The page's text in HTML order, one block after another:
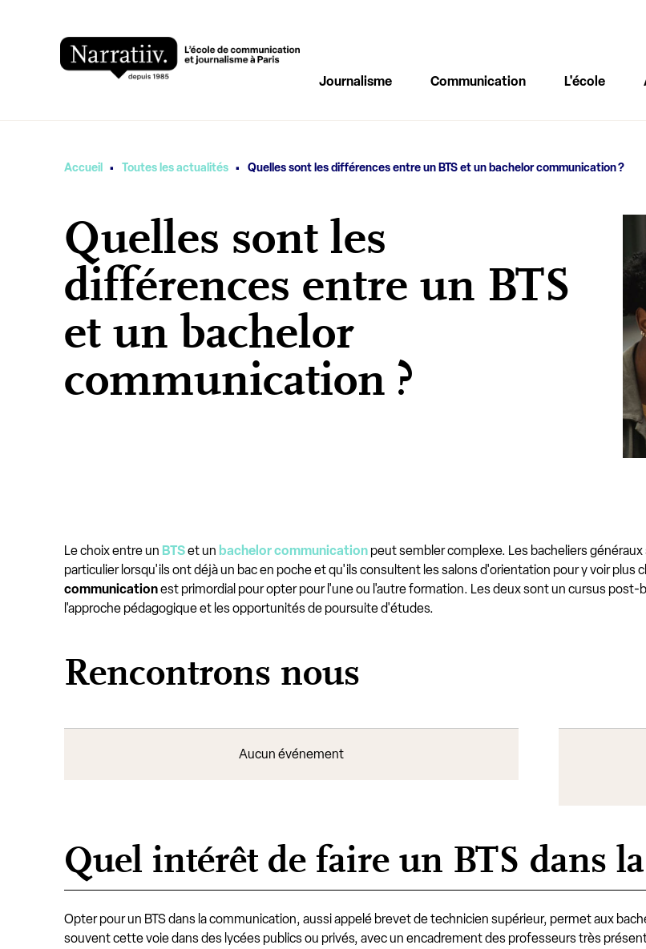
Vous êtes ici
Accueil · Toutes les actualités · Quelles sont les différences entre un BTS et un bachelor communication ?
Quelles sont les
différences entre un BTS
et un bachelor
communication ?
Le choix entre un BTSet un bachelor communication peut sembler complexe. Les bacheliers
particulier lorsqu'ils ont déjà un bac en poche et qu'ils consultent les salons d'orientation pour y voir plus
communicationest primordial pour opter pour l'une ou l'autre formation. Les deux sont un cursus
l'approche pédagogique et les opportunités de poursuite d'études.
Rencontrons nous
Aucun événement
Quel intérêt de faire un BTS dans
Opter pour un BTS dans la communication, aussi appelé brevet de technicien supérieur, permet aux
souvent cette voie dans des lycées publics ou privés, avec un encadrement des professeurs très
Journalisme Communication L'école